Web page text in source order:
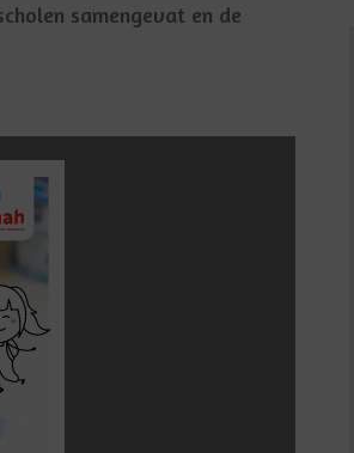
samengevat en de